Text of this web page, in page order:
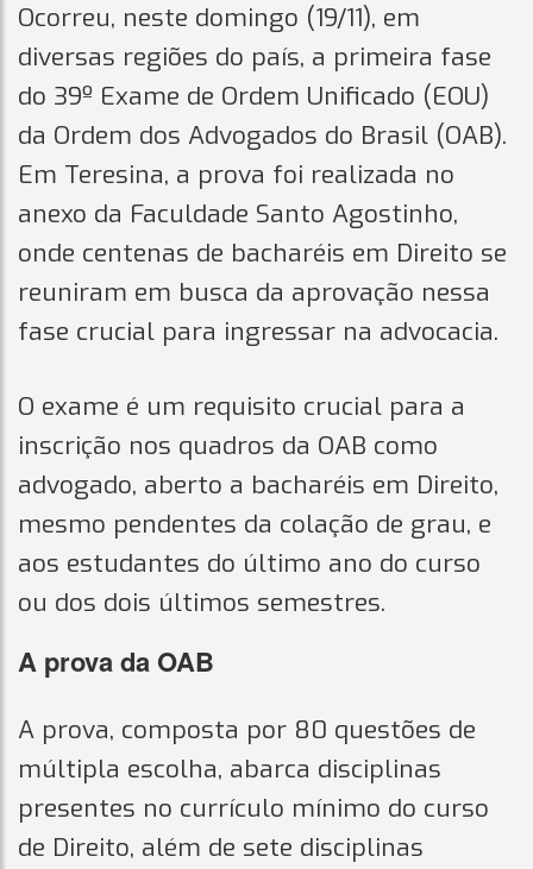
Ocorreu, neste domingo (19/11), em
diversas regiões do país, a primeira fase
do 39º Exame de Ordem Unificado (EOU)
da Ordem dos Advogados do Brasil (OAB).
Em Teresina, a prova foi realizada no
anexo da Faculdade Santo Agostinho,
onde centenas de bacharéis em Direito se
reuniram em busca da aprovação nessa
fase crucial para ingressar na advocacia.
O exame é um requisito crucial para a
inscrição nos quadros da OAB como
advogado, aberto a bacharéis em Direito,
mesmo pendentes da colação de grau, e
aos estudantes do último ano do curso
ou dos dois últimos semestres.
A prova da OAB
A prova, composta por 80 questões de
múltipla escolha, abarca disciplinas
presentes no currículo mínimo do curso
de Direito, além de sete disciplinas